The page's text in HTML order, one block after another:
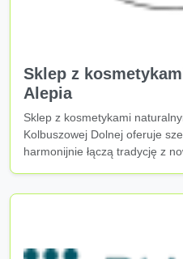
Sklep z
Alepia
Sklep z kosmetykami
Kolbuszowej Dolnej oferuje
harmonijnie łączą tradycję z